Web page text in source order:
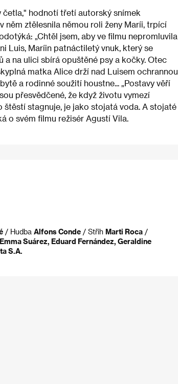
četla," hodnotí třetí autorský snímek
něm ztělesnila němou roli ženy Maríi, trpící
„Chtěl jsem, aby ve filmu nepromluvila
Luis, Maríin patnáctiletý vnuk, který se
na ulici sbírá opuštěné psy a kočky. Otec
matka Alice drží nad Luisem ochrannou
a rodinné soužití houstne... „Postavy věří
přesvědčené, že když životu vymezí
stagnuje, je jako stojatá voda. A stojaté
o svém filmu režisér Agustí Vila.
/ Hudba Alfons Conde / Střih Marti Roca /
Emma Suárez, Eduard Fernández, Geraldine
S.A.